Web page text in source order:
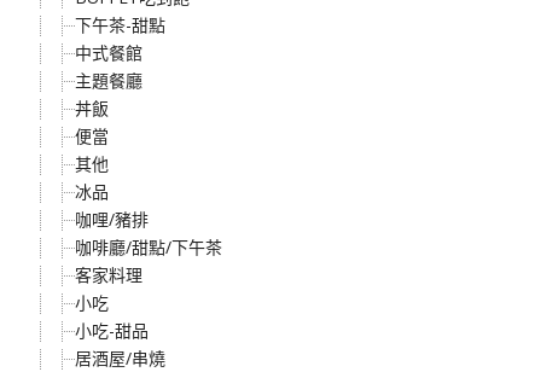
下午茶-甜點
中式餐館
主題餐廳
丼飯
便當
其他
冰品
咖哩/豬排
咖啡廳/甜點/下午茶
客家料理
小吃
小吃-甜品
居酒屋/串燒